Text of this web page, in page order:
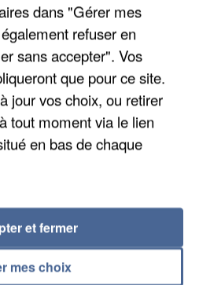
000 CLIENTS DÉROBÉES À
UNE...
dans "Gérer mes
refuser en
sans accepter". Vos
que pour ce site.
jour vos choix, ou retirer
tout moment via le lien
en bas de chaque
mes choix
et fermer